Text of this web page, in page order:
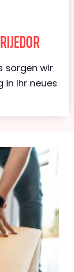
sorgen wir
in Ihr neues